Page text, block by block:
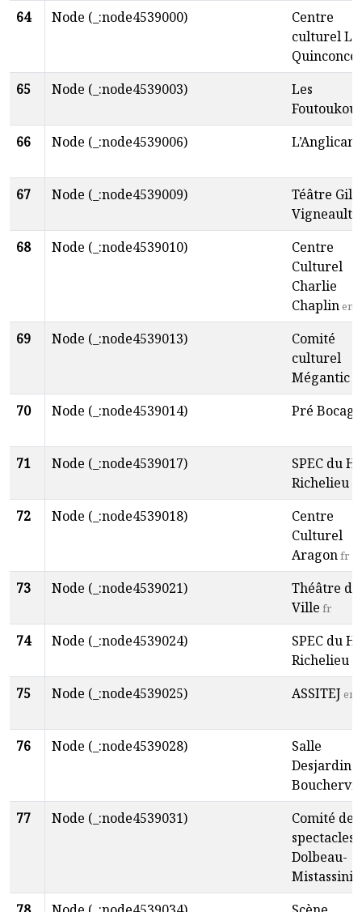
64
Node (_:node4539000)
Centre
culturel
Quinconces
65
Node (_:node4539003)
Les
66
Node (_:node4539006) L’Anglicane
67 Node (_:node4539009)
Téâtre
Vigneault
68 Node (_:node4539010)
Centre
Culturel
Charlie
Chaplinen
69 Node (_:node4539013)
Comité
culturel
Mégantic
70 Node (_:node4539014) Pré Bocage
71 Node (_:node4539017)
SPEC du
Richelieu
72 Node (_:node4539018)
Centre
Culturel
Aragonfr
73 Node (_:node4539021)
Théâtre
Ville fr
74 Node (_:node4539024)
SPEC du
Richelieu
75 Node (_:node4539025) ASSITEJ en
76 Node (_:node4539028)
Salle
Desjardins
77
Node (_:node4539031)
Comité des
spectacles
Dolbeau-
Mistassini